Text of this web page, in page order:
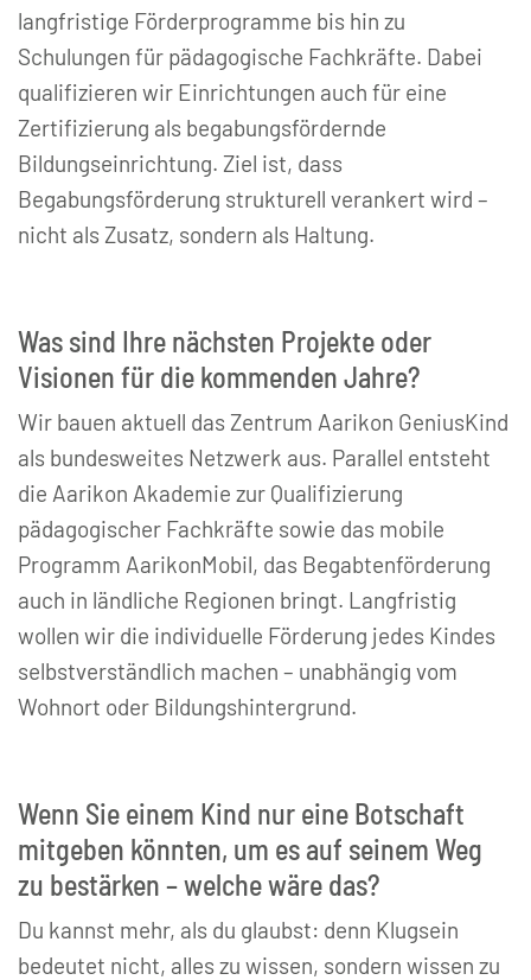
langfristige Förderprogramme bis hin zu
Schulungen für pädagogische Fachkräfte. Dabei
qualifizieren wir Einrichtungen auch für eine
Zertifizierung als begabungsfördernde
Bildungseinrichtung. Ziel ist, dass
Begabungsförderung strukturell verankert wird –
nicht als Zusatz, sondern als Haltung.
Was sind Ihre nächsten Projekte oder
Visionen für die kommenden Jahre?
Wir bauen aktuell das Zentrum Aarikon GeniusKind
als bundesweites Netzwerk aus. Parallel entsteht
die Aarikon Akademie zur Qualifizierung
pädagogischer Fachkräfte sowie das mobile
Programm AarikonMobil, das Begabtenförderung
auch in ländliche Regionen bringt. Langfristig
wollen wir die individuelle Förderung jedes Kindes
selbstverständlich machen – unabhängig vom
Wohnort oder Bildungshintergrund.
Wenn Sie einem Kind nur eine Botschaft
mitgeben könnten, um es auf seinem Weg
zu bestärken – welche wäre das?
Du kannst mehr, als du glaubst: denn Klugsein
bedeutet nicht, alles zu wissen, sondern wissen zu